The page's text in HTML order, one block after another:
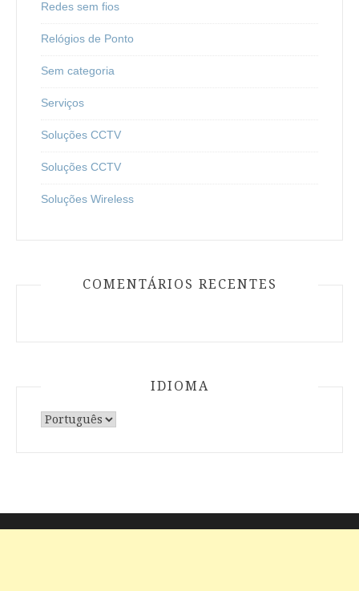
Redes sem fios
Relógios de Ponto
Sem categoria
Serviços
Soluções CCTV
Soluções CCTV
Soluções Wireless
COMENTÁRIOS RECENTES
IDIOMA
Escolha